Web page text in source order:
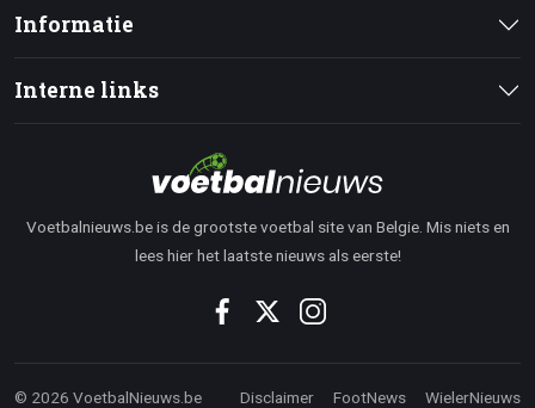
Informatie
Interne links
Voetbalnieuws.be is de grootste voetbal site van Belgie. Mis niets en
lees hier het laatste nieuws als eerste!
© 2026 VoetbalNieuws.be Disclaimer FootNews WielerNieuws